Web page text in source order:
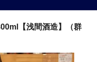
【浅間酒造】（群